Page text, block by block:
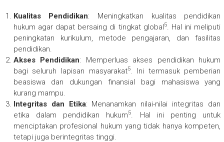
Kualitas Pendidikan: Meningkatkan kualitas pendidikan
hukum agar dapat bersaing di tingkat global5. Hal ini meliputi
peningkatan kurikulum, metode pengajaran, dan fasilitas
pendidikan.
Akses Pendidikan: Memperluas akses pendidikan hukum
bagi seluruh lapisan masyarakat5. Ini termasuk pemberian
beasiswa dan dukungan finansial bagi mahasiswa yang
kurang mampu.
Integritas dan Etika: Menanamkan nilai-nilai integritas dan
etika dalam pendidikan hukum5. Hal ini penting untuk
menciptakan profesional hukum yang tidak hanya kompeten,
tetapi juga berintegritas tinggi.